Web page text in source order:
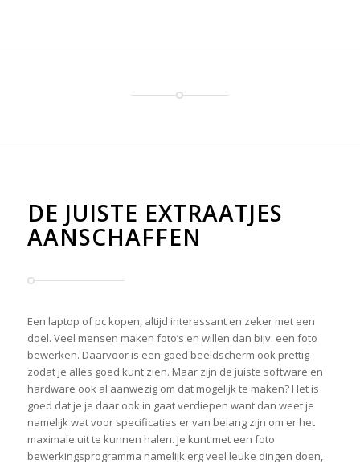
DE JUISTE EXTRAATJES
AANSCHAFFEN
Een laptop of pc kopen, altijd interessant en zeker met een
doel. Veel mensen maken foto’s en willen dan bijv. een foto
bewerken. Daarvoor is een goed beeldscherm ook prettig
zodat je alles goed kunt zien. Maar zijn de juiste software en
hardware ook al aanwezig om dat mogelijk te maken? Het is
goed dat je je daar ook in gaat verdiepen want dan weet je
namelijk wat voor specificaties er van belang zijn om er het
maximale uit te kunnen halen. Je kunt met een foto
bewerkingsprogramma namelijk erg veel leuke dingen doen,